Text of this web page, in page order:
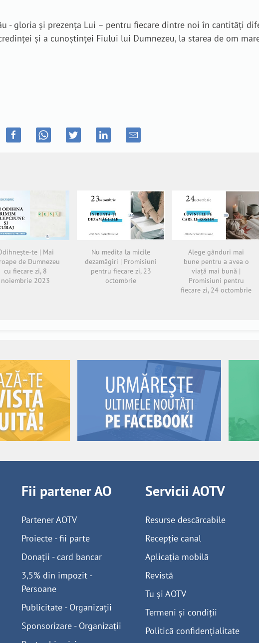
- gloria și prezența Lui – pentru fiecare dintre noi în cantități
şi a cunoştinţei Fiului lui Dumnezeu, la starea de om
te | Mai
de Dumnezeu
cu fiecare zi, 8
noiembrie 2023
Nu medita la micile
dezamăgiri | Promisiuni
pentru fiecare zi, 23
octombrie
Alege gânduri mai
bune pentru a avea o
viață mai bună |
Promisiuni pentru
fiecare zi, 24 octombrie
Fii partener AO
Partener AOTV
Proiecte - fii parte
Donații - card bancar
3,5% din impozit -
Persoane
Publicitate - Organizații
Sponsorizare - Organizații
Servicii AOTV
Resurse descărcabile
Recepție canal
Aplicația mobilă
Revistă
Tu și AOTV
Termeni și condiții
Politică confidențialitate